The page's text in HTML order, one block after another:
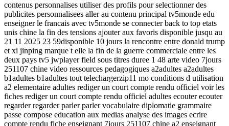
contenus personnalises utiliser des profils pour selectionner des
publicites personnalisees aller au contenu principal tv5monde edu
enseigner le francais avec tv5monde se connecter back to top etats
unis chine la fin des tensions ajouter aux favoris disponible jusqu au
21 11 2025 23 59disponible 10 jours la rencontre entre donald trump
et xi jinping marque t elle la fin de la guerre commerciale entre les
deux pays tv5 jwplayer field sous titres duree 1 48 arte video 7jours
251107 chine video ressources pedagogiques a2adultes a2adultes
b1adultes b1adultes tout telechargerzip11 mo conditions d utilisation
a2 elementaire adultes rediger un court compte rendu officiel voir les
fiches rediger un court compte rendu officiel adultes ecouter ecouter
regarder regarder parler parler vocabulaire diplomatie grammaire
passe compose education aux medias analyse des images ecrire
compte rendu fiche enseignant 7jours 251107 chine a2 enseignant